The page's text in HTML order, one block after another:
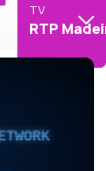
TV
RTP